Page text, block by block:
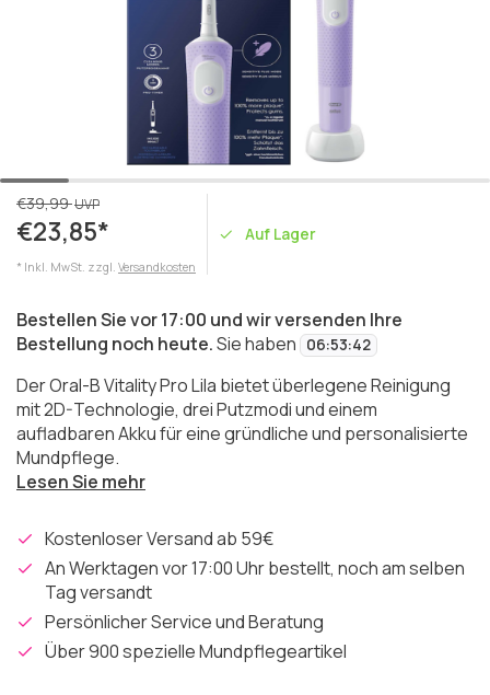
€39,99UVP
€23,85*
* Inkl. MwSt. zzgl. Versandkosten
Auf Lager
Bestellen Sie vor 17:00 und wir versenden Ihre
Bestellung noch heute.Sie haben 06:53:42
Der Oral-B Vitality Pro Lila bietet überlegene Reinigung
mit 2D-Technologie, drei Putzmodi und einem
aufladbaren Akku für eine gründliche und personalisierte
Mundpflege.
Lesen Sie mehr
Kostenloser Versand ab 59€
An Werktagen vor 17:00 Uhr bestellt, noch am selben
Tag versandt
Persönlicher Service und Beratung
Über 900 spezielle Mundpflegeartikel